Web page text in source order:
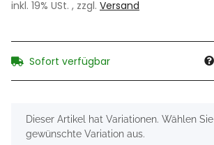
inkl. 19% USt. , zzgl. Versand
Sofort verfügbar
xDieser Artikel hat Variationen. Wählen
gewünschte Variation aus.